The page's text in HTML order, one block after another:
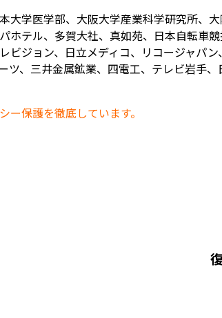
大学医学部、大阪大学産業科学研究所、
ホテル、多賀大社、真如苑、日本自転
ビジョン、日立メディコ、リコージャ
ツ、三井金属鉱業、四電工、テレビ岩手
保護を徹底しています。